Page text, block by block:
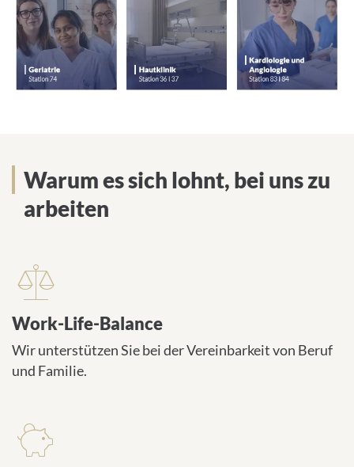
Warum es sich lohnt, bei uns zu
arbeiten
Work-Life-Balance
Wir unterstützen Sie bei der Vereinbarkeit von Beruf
und Familie.